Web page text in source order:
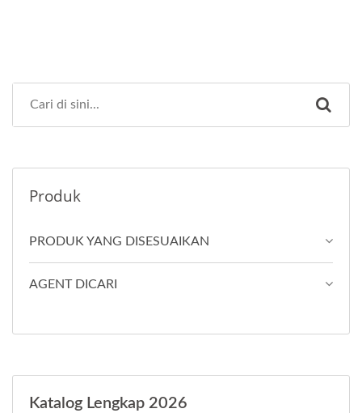
Produk
PRODUK YANG DISESUAIKAN
AGENT DICARI
Katalog Lengkap 2026